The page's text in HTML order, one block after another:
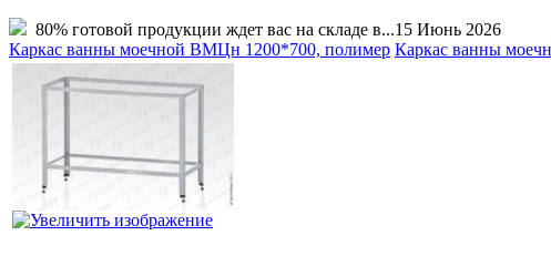
80% готовой продукции ждет вас на складе в...15 Июнь 2026
Каркас ванны моечной ВМЦн 1200*700, полимер Каркас ванны